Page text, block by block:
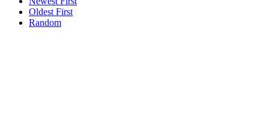
Oldest First
Random